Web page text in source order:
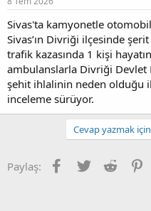
b
a
l
a
t
a
n
ı
ç
t
a
r
i
h
i
Sivas'ta kamyonetle otomobil
Sivas’ın Divriği ilçesinde
trafik kazasında 1 kişi
ambulanslarla Divriği Devlet
şehit ihlalinin neden olduğu
inceleme sürüyor.
Cevap yazmak
Paylaş: Facebook
Twitter Reddit